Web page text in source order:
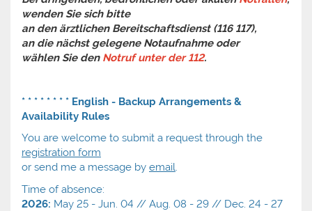
wenden Sie sich bitte
an den ärztlichen Bereitschaftsdienst (116 117),
an die nächst gelegene Notaufnahme oder
wählen Sie den Notruf unter der 112.
* * * * * * * * English - Backup Arrangements &
Availability Rules
You are welcome to submit a request through the
registration form
or send me a message by email.
Time of absence:
2026: May 25 - Jun. 04 // Aug. 08 - 29 // Dec. 24 - 27